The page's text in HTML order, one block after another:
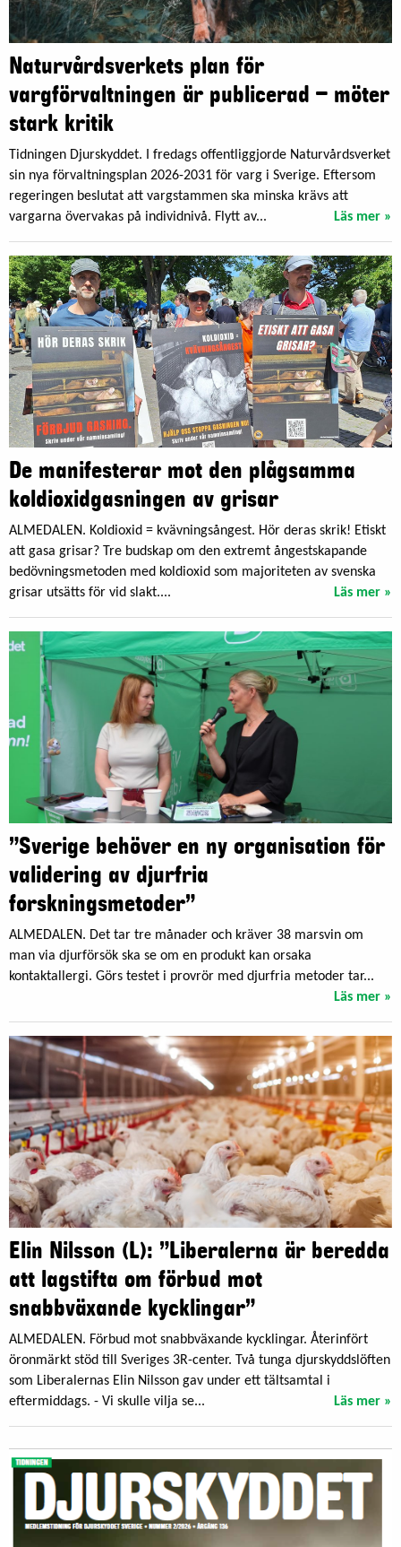
Naturvårdsverkets plan för
vargförvaltningen är publicerad – möter
stark kritik
Tidningen Djurskyddet. I fredags offentliggjorde Naturvårdsverket
sin nya förvaltningsplan 2026-2031 för varg i Sverige. Eftersom
regeringen beslutat att vargstammen ska minska krävs att
vargarna övervakas på individnivå. Flytt av...
Läs mer »
De manifesterar mot den plågsamma
koldioxidgasningen av grisar
ALMEDALEN. Koldioxid = kvävningsångest. Hör deras skrik! Etiskt
att gasa grisar? Tre budskap om den extremt ångestskapande
bedövningsmetoden med koldioxid som majoriteten av svenska
grisar utsätts för vid slakt....
Läs mer »
”Sverige behöver en ny organisation för
validering av djurfria
forskningsmetoder”
ALMEDALEN. Det tar tre månader och kräver 38 marsvin om
man via djurförsök ska se om en produkt kan orsaka
kontaktallergi. Görs testet i provrör med djurfria metoder tar...
Läs mer »
Elin Nilsson (L): ”Liberalerna är beredda
att lagstifta om förbud mot
snabbväxande kycklingar”
ALMEDALEN. Förbud mot snabbväxande kycklingar. Återinfört
öronmärkt stöd till Sveriges 3R-center. Två tunga djurskyddslöften
som Liberalernas Elin Nilsson gav under ett tältsamtal i
eftermiddags. - Vi skulle vilja se...
Läs mer »